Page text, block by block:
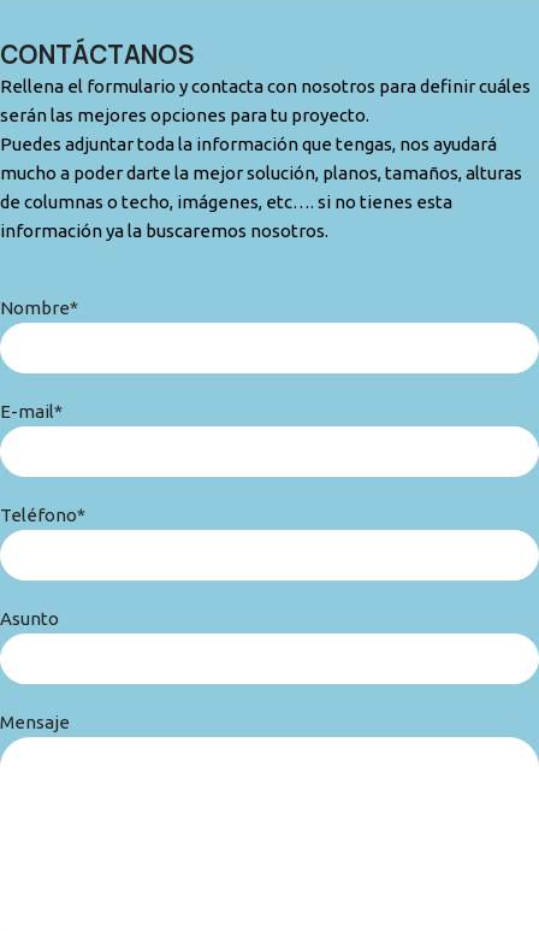
CONTÁCTANOS
Rellena el formulario y contacta con nosotros para definir cuáles
serán las mejores opciones para tu proyecto.
Puedes adjuntar toda la información que tengas, nos ayudará
mucho a poder darte la mejor solución, planos, tamaños, alturas
de columnas o techo, imágenes, etc…. si no tienes esta
información ya la buscaremos nosotros.
Nombre*
E-mail*
Teléfono*
Asunto
Mensaje